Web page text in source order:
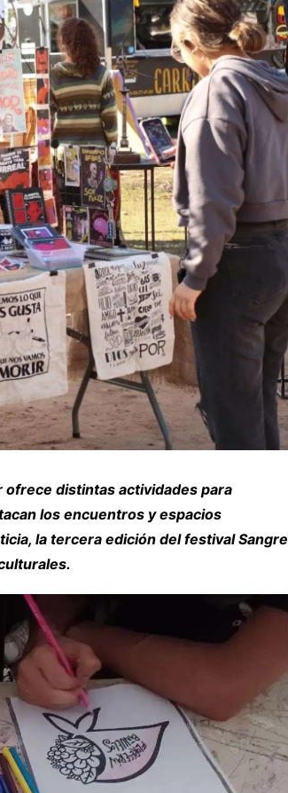
ofrece distintas actividades para
los encuentros y espacios
la tercera edición del festival Sangre